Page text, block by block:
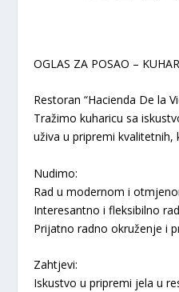
OGLAS ZA POSAO –
Restoran “Hacienda De la
Tražimo kuharicu sa
uživa u pripremi
Nudimo:
Rad u modernom i
Interesantno i fleksibilno
Prijatno radno okruženje i
Zahtjevi:
Iskustvo u pripremi jela u